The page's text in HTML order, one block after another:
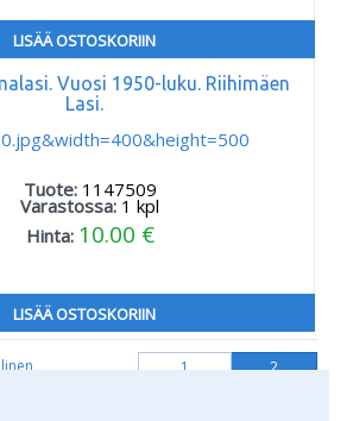
LISÄÄ OSTOSKORIIN
Vuosi 1950-luku. Riihimäen
Lasi.
Tuote: 1147509
Varastossa: 1 kpl
Hinta: 10.00 €
LISÄÄ OSTOSKORIIN
1 2